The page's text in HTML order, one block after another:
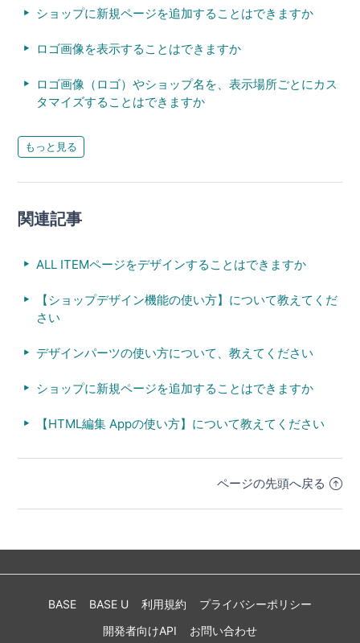
ショップに新規ページを追加することはできますか
ロゴ画像を表示することはできますか
ロゴ画像（ロゴ）やショップ名を、表示場所ごとにカス
タマイズすることはできますか
もっと見る
関連記事
ALL ITEMページをデザインすることはできますか
【ショップデザイン機能の使い方】について教えてくだ
さい
デザインパーツの使い方について、教えてください
ショップに新規ページを追加することはできますか
【HTML編集 Appの使い方】について教えてください
ページの先頭へ戻る
BASE BASE U 利用規約
プライバシーポリシー
開発者向けAPI
お問い合わせ